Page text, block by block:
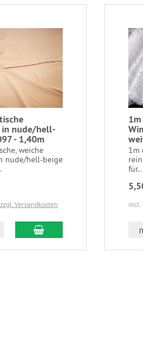
in nude/hell-
- 1,40m
weiche
nude/hell-beige
zzgl. Versandkosten
In den Warenkorb
1m
incl.